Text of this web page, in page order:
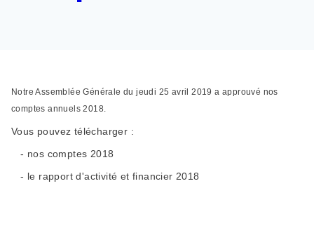
Notre Assemblée Générale du jeudi 25 avril 2019 a approuvé nos
comptes annuels 2018.
Vous pouvez télécharger :
- nos comptes 2018
- le rapport d'activité et financier 2018